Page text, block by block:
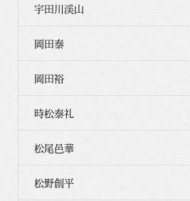
宇田川渓山
岡田泰
岡田裕
時松泰礼
松尾邑華
松野創平